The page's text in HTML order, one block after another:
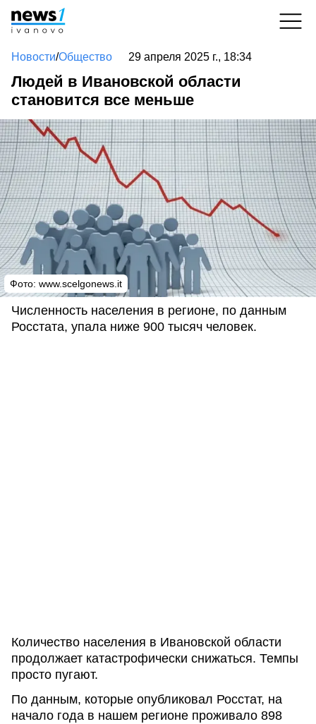
Новости/Общество 29 апреля 2025 г., 18:34
Людей в Ивановской области
становится все меньше
Фото: www.scelgonews.it
Численность населения в регионе, по данным
Росстата, упала ниже 900 тысяч человек.
Количество населения в Ивановской области
продолжает катастрофически снижаться. Темпы
просто пугают.
По данным, которые опубликовал Росстат, на
начало года в нашем регионе проживало 898